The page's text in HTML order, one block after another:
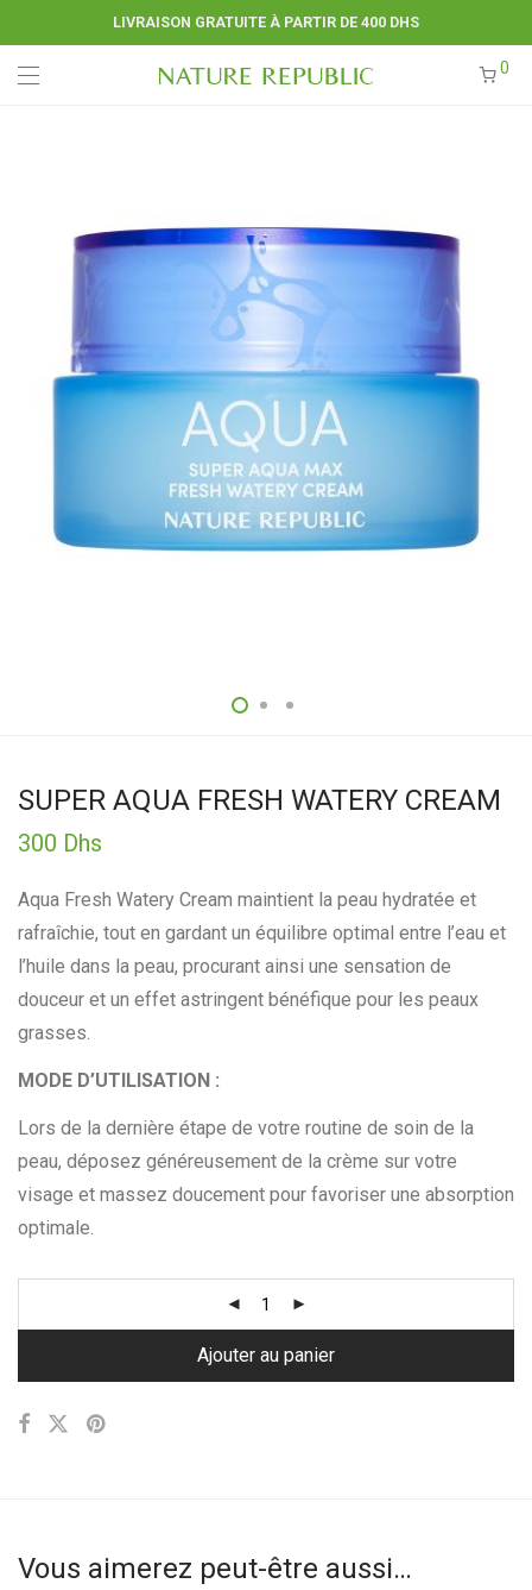
LIVRAISON GRATUITE À PARTIR DE 400 DHS
0
SUPER AQUA FRESH WATERY CREAM
300 Dhs
Aqua Fresh Watery Cream maintient la peau hydratée et
rafraîchie, tout en gardant un équilibre optimal entre l’eau et
l’huile dans la peau, procurant ainsi une sensation de
douceur et un effet astringent bénéfique pour les peaux
grasses.
MODE D’UTILISATION :
Lors de la dernière étape de votre routine de soin de la
peau, déposez généreusement de la crème sur votre
visage et massez doucement pour favoriser une absorption
optimale.
Ajouter au panier
Vous aimerez peut-être aussi…